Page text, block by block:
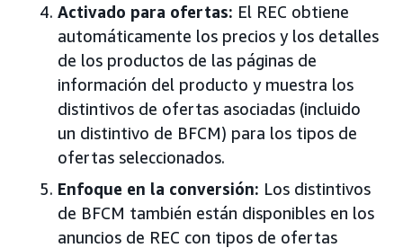
Activado para ofertas: El REC obtiene
automáticamente los precios y los detalles
de los productos de las páginas de
información del producto y muestra los
distintivos de ofertas asociadas (incluido
un distintivo de BFCM) para los tipos de
ofertas seleccionados.
Enfoque en la conversión: Los distintivos
de BFCM también están disponibles en los
anuncios de REC con tipos de ofertas